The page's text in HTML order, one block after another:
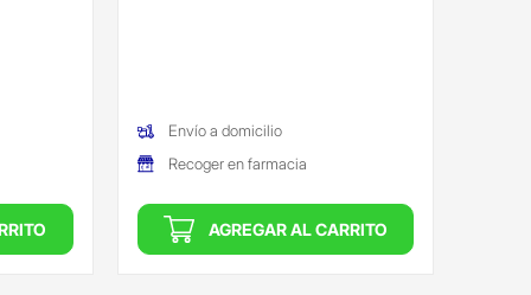
Envío a domicilio
Recoger en farmacia
AGREGAR AL CARRITO